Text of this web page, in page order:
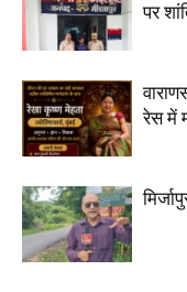
पर
रेस में